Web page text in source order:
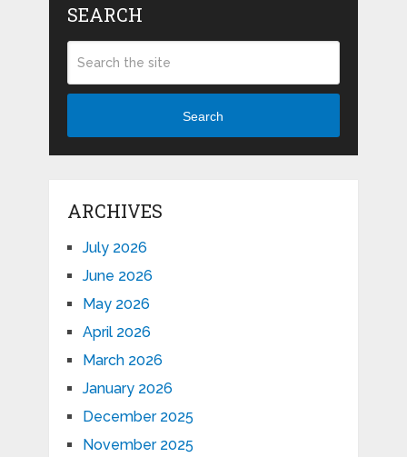
SEARCH
Search
ARCHIVES
July 2026
June 2026
May 2026
April 2026
March 2026
January 2026
December 2025
November 2025